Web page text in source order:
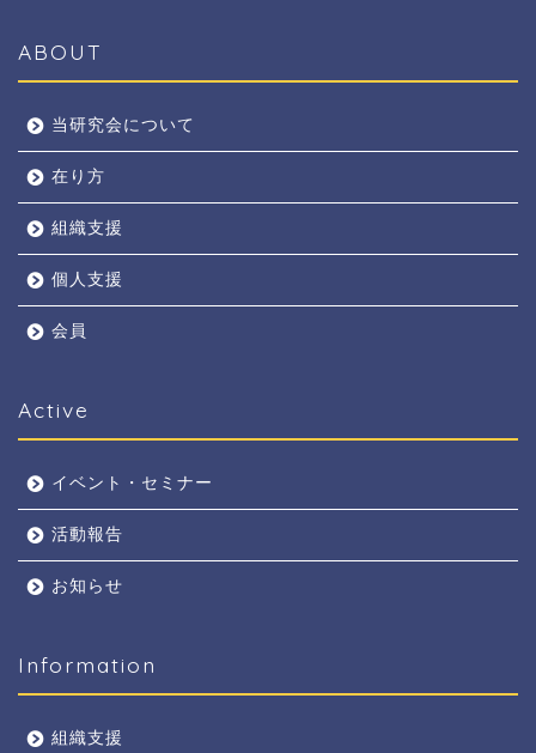
ABOUT
当研究会について
在り方
組織支援
個人支援
会員
Active
イベント・セミナー
活動報告
お知らせ
Information
組織支援